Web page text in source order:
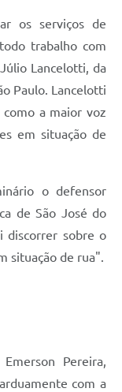
os serviços de
trabalho com
Lancelotti, da
Paulo. Lancelotti
a maior voz
em situação de
o defensor
de São José do
discorrer sobre o
situação de rua".
Pereira,
com a